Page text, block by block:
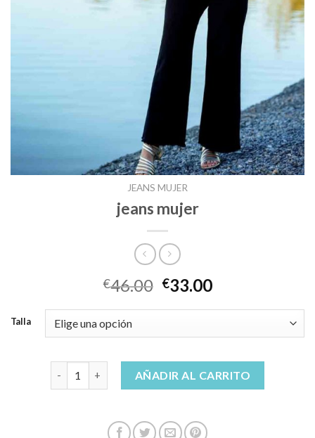
JEANS MUJER
jeans mujer
€46.00 €33.00
Talla
jeans mujer cantidadAÑADIR AL CARRITO